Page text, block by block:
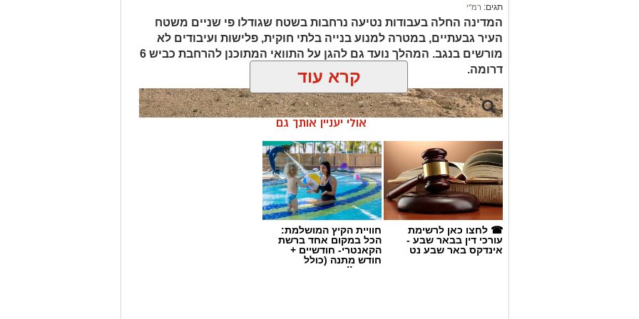
תגים: רמ''י
המדינה החלה בעבודות נטיעה נרחבות בשטח שגודלו פי שניים משטח
העיר גבעתיים, במטרה למנוע בנייה בלתי חוקית, פלישות ועיבודים לא
מורשים בנגב. המהלך נועד גם להגן על התוואי המתוכנן להרחבת כביש 6
דרומה.
קרא עוד
אולי יעניין אותך גם
☎ לחצו כאן לרשימת
עורכי דין בבאר שבע -
אינדקס באר שבע נט
חוויית הקיץ המושלמת:
הכל במקום אחד ברשת
הקאנטרי- חודשיים +
חודש מתנה (כולל
החגים!)